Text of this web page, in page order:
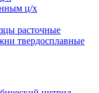
ц/х
расточные
твердосплавные